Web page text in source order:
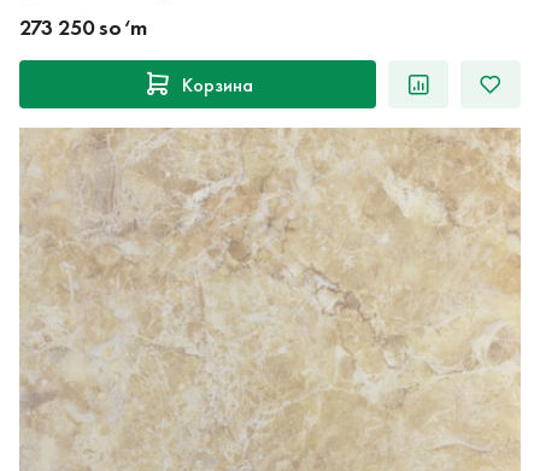
273 250 so‘m
Корзина